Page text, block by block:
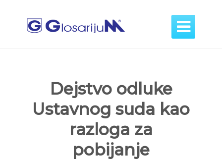

Dejstvo odluke
Ustavnog suda kao
razloga za
pobijanje